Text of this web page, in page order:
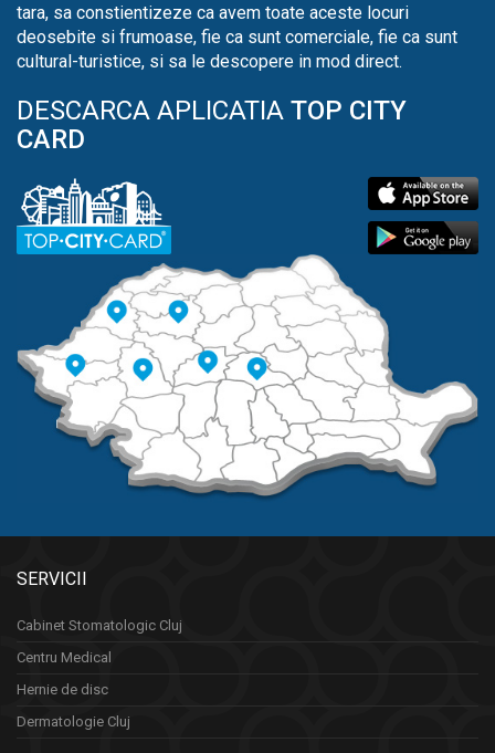
tara, sa constientizeze ca avem toate aceste locuri
deosebite si frumoase, fie ca sunt comerciale, fie ca sunt
cultural-turistice, si sa le descopere in mod direct.
DESCARCA APLICATIA TOP CITY
CARD
SERVICII
Cabinet Stomatologic Cluj
Centru Medical
Hernie de disc
Dermatologie Cluj